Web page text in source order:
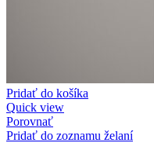
Pridať do košíka
Quick view
Porovnať
Pridať do zoznamu želaní